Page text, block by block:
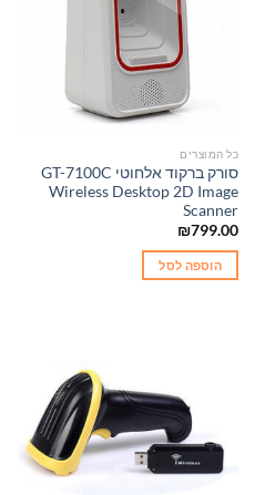
כל המוצרים
סורק ברקוד אלחוטי GT-7100C
Wireless Desktop 2D Image
Scanner
₪799.00
הוספה לסל